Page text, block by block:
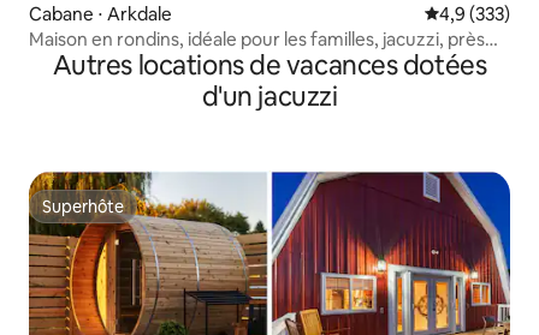
Cabane ⋅ Arkdale Évaluation
4,9 (333)
Maison en rondins, idéale pour les familles, jacuzzi, près
des lacs
Autres locations de vacances dotées
d'un jacuzzi
Superhôte
Superhôte